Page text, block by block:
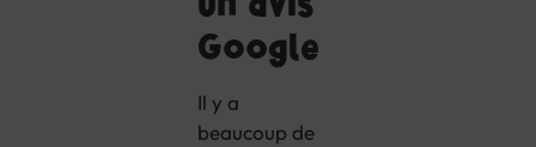
Google
Il y a
beaucoup de